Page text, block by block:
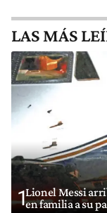
LAS MÁS
1Lionel Messi
en familia a su